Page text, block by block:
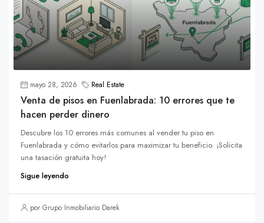
mayo 28, 2026 Real Estate
Venta de pisos en Fuenlabrada: 10 errores que te
hacen perder dinero
Descubre los 10 errores más comunes al vender tu piso en
Fuenlabrada y cómo evitarlos para maximizar tu beneficio. ¡Solicita
una tasación gratuita hoy!
Sigue leyendo
por Grupo Inmobiliario Darek